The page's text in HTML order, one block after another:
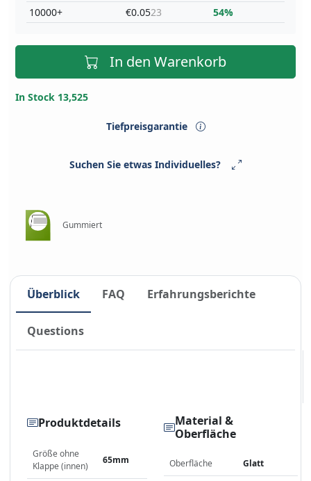
10000+
€0.0523
54%
In den Warenkorb
In Stock 13,525
Tiefpreisgarantie
Suchen Sie etwas Individuelles?
Gummiert
Überblick FAQ Erfahrungsberichte
Questions
Produktdetails
Größe ohne
Klappe (innen)
65mm
Material &
Oberfläche
Oberfläche Glatt